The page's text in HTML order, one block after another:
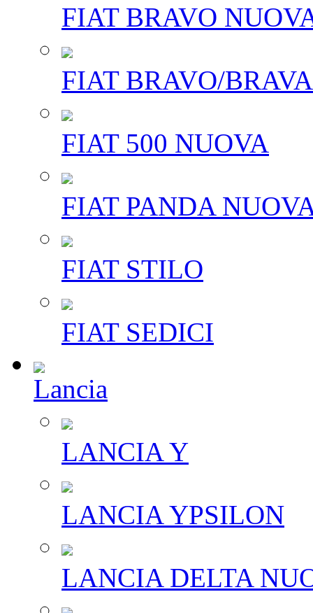
FIAT BRAVO
FIAT BRAVO/BRAVA
FIAT 500 NUOVA
FIAT PANDA
FIAT STILO
FIAT SEDICI
Lancia
LANCIA Y
LANCIA YPSILON
LANCIA DELTA